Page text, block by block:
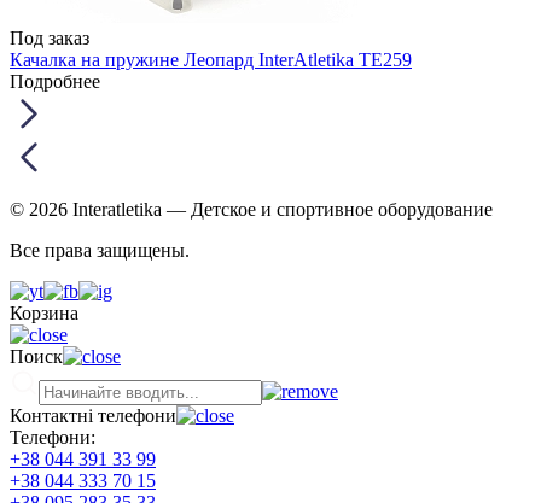
Под заказ
Качалка на пружине Леопард InterAtletika TE259
Подробнее
© 2026 Interatletika — Детское и спортивное оборудование
Все права защищены.
Корзина
Поиск
Контактні телефони
Телефони:
+38 044 391 33 99
+38 044 333 70 15